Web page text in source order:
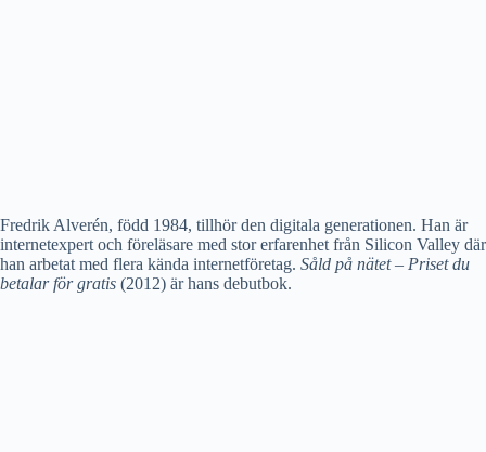
Fredrik Alverén, född 1984, tillhör den digitala generationen. Han är
internetexpert och föreläsare med stor erfarenhet från Silicon Valley där
han arbetat med flera kända internetföretag. Såld på nätet – Priset du
betalar för gratis (2012) är hans debutbok.